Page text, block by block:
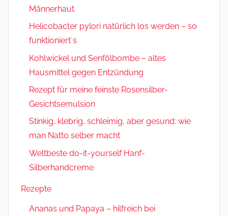
Männerhaut
Helicobacter pylori natürlich los werden – so
funktioniert´s
Kohlwickel und Senfölbombe – altes
Hausmittel gegen Entzündung
Rezept für meine feinste Rosensilber-
Gesichtsemulsion
Stinkig, klebrig, schleimig, aber gesund: wie
man Natto selber macht
Weltbeste do-it-yourself Hanf-
Silberhandcreme
Rezepte
Ananas und Papaya – hilfreich bei